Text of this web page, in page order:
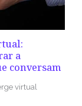
a
conversam
virtual